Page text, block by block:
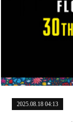
2025.08.18 04:13